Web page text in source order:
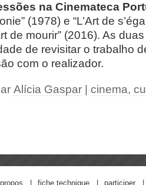
na Cinemateca
(1978) e “L’Art de
de mourir” (2016). As
de revisitar o trabalho
com o realizador.
Alícia Gaspar cinema,
fiche technique participer